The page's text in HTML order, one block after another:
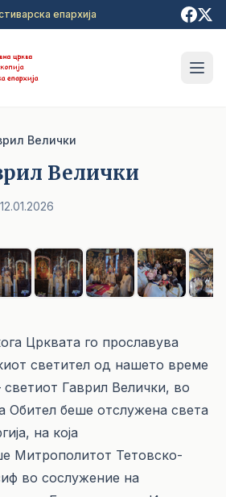
епархија
Велички
Велички
12.01.2026
Црквата го прославува
светител од нашето време
Гаврил Велички, во
Обител беше отслужена света
на која
Митрополитот Тетовско-
во сослужение на